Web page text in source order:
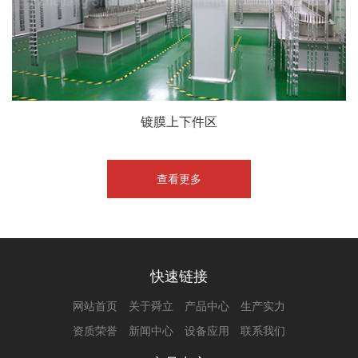
镀膜上下件区
查看更多
快速链接
网站首页 关于舜立 产品中心
生产实力
资质荣誉
新闻中心 设备应用 联系我们